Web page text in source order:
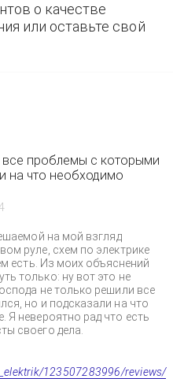
о качестве
или оставьте свой
все проблемы с которыми
на что необходимо
на мой взгляд
руле, схем по электрике
есть. Из моих объяснений
только: ну вот это не
не только решили все
но и подсказали на что
Я невероятно рад что есть
своего дела.
123507283996/reviews/